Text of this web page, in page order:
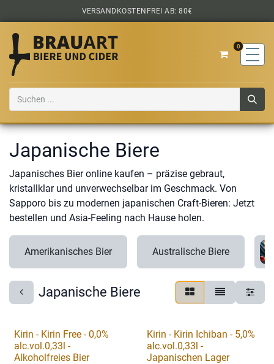
Zum Inhalt springenVERSANDKOSTENFREI AB: 80€
0
Japanische Biere
Japanisches Bier online kaufen – präzise gebraut,
kristallklar und unverwechselbar im Geschmack. Von
Sapporo bis zu modernen japanischen Craft-Bieren: Jetzt
bestellen und Asia-Feeling nach Hause holen.
Amerikanisches Bier Australische Biere
Japanische Biere
Kirin - Kirin Free - 0,0%
alc.vol.0,33l -
Alkoholfreies Bier
Kirin - Kirin Ichiban - 5,0%
alc.vol.0,33l -
Japanischen Lager